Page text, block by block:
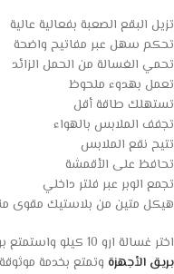
تزيل البقع الصعبة بفعالية عالية
تحكم سهل عبر مفاتيح واضحة
تحمي الغسالة من الحمل الزائد
تعمل بهدوء ملحوظ
تستهلك طاقة أقل
تجفف الملابس بالهواء
تتيح نقع الملابس
تحافظ على الأقمشة
تجمع الوبر عبر فلتر داخلي
هيكل متين من بلاستيك مقوى
اختر غسالة ارو 10 كيلو واستمتع براحة الغسيل في منزلك اطلبها الآن من
بريق الأجهزة وتمتع بخدمة